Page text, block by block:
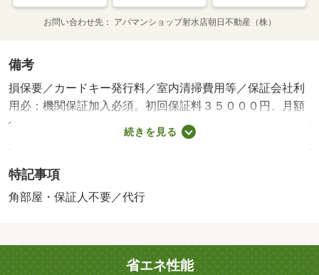
お問い合わせ先 アパマンショップ射水店朝日不動産（株）
備考
損保要／カードキー発行料／室内清掃費用等／保証会社利
用必：機関保証加入必須。初回保証料３５０００円、月額
保証料賃料等総額の１％＋８００円／月（その他商品あ
り）／［退去時費用 退去費用実費精算※故意・過失等別
認いただけます。 ルームクリーニング料金に、エアコン
クリーニング費を含みます。 保証会社：株式会社イン
ックス／システムキッチン／追焚機能浴室／角住戸／温水
洗浄便座／脱衣所／洗面所独立／洗面化粧台／駐輪場／Ｃ
続きを見る
特記事項
角部屋・保証人不要／代行
省エネ性能